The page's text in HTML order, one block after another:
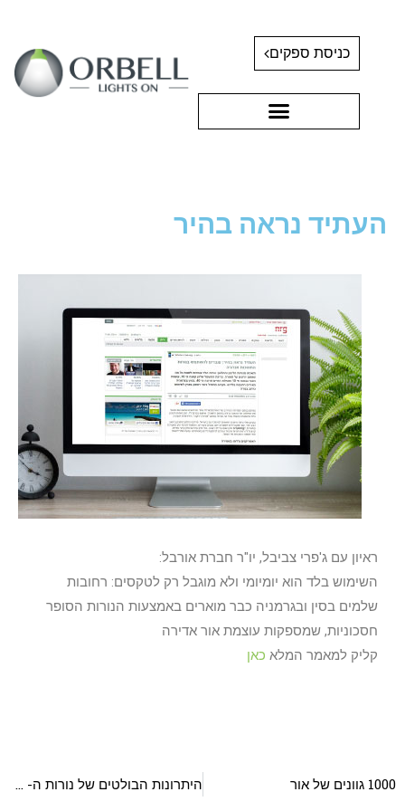
כניסת ספקים
העתיד נראה בהיר
ראיון עם ג'פרי צביבל, יו"ר חברת אורבל:
השימוש בלד הוא יומיומי ולא מוגבל רק לטקסים: רחובות
שלמים בסין ובגרמניה כבר מוארים באמצעות הנורות הסופר
חסכוניות, שמספקות עוצמת אור אדירה
קליק למאמר המלא כאן
1000 גוונים של אור היתרונות הבולטים של נורות ה- LED